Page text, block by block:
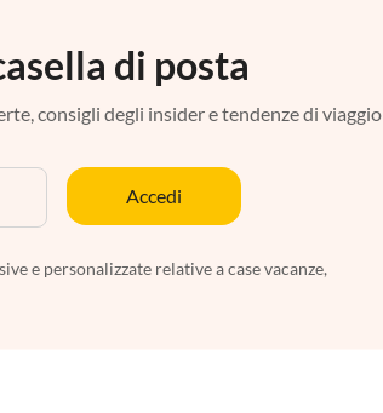
di posta
consigli degli insider e tendenze di viaggio
Accedi
e personalizzate relative a case vacanze,